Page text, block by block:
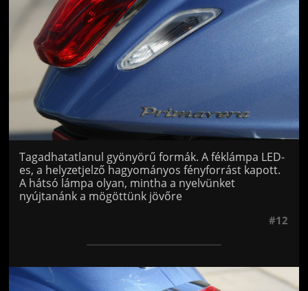
Tagadhatatlanul gyönyörű formák. A féklámpa LED-
es, a helyzetjelző hagyományos fényforrást kapott.
A hátsó lámpa olyan, mintha a nyelvünket
nyújtanánk a mögöttünk jövőre
#12
Jön még kép!